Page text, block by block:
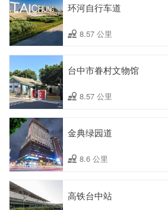
环河自行车道
8.57 公里
台中市眷村文物馆
8.57 公里
金典绿园道
8.6 公里
高铁台中站